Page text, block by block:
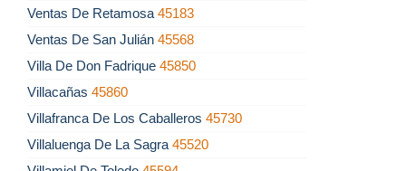
Ventas De Retamosa 45183
Ventas De San Julián 45568
Villa De Don Fadrique 45850
Villacañas 45860
Villafranca De Los Caballeros 45730
Villaluenga De La Sagra 45520